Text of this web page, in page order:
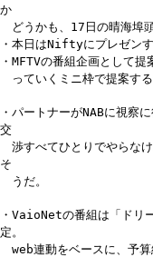
か
どうかも、17日の晴海埠
・本日はNiftyにプレゼンす
・MFTVの番組企画として
っていくミニ枠で提案する
・パートナーがNABに視察
交
渉すべてひとりでやらな
そ
うだ。
・VaioNetの番組は「ドリ
定。
web連動をベースに、予